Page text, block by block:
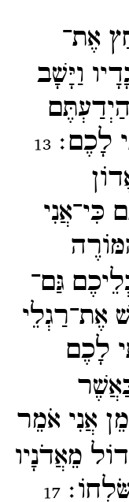
אֶת־​
וַיָּשָׁב
לָכֶם׃13
גַּם־​
אֶת־​רַגְלֵי
לָכֶם
אֲנִי אֹמֵר
מֵאֲדֹנָיו
17